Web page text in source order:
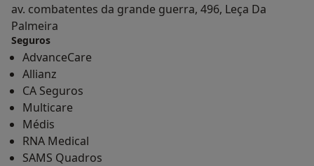
av. combatentes da grande guerra, 496, Leça Da
Palmeira
Seguros
AdvanceCare
Allianz
CA Seguros
Multicare
Médis
RNA Medical
SAMS Quadros